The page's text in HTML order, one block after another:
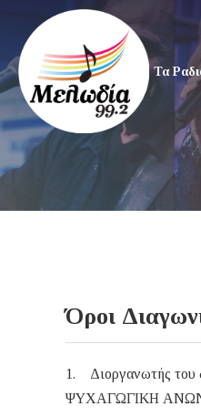
Τα
Όροι
1. Διοργανωτής του
ΨΥΧΑΓΩΓΙΚΗ